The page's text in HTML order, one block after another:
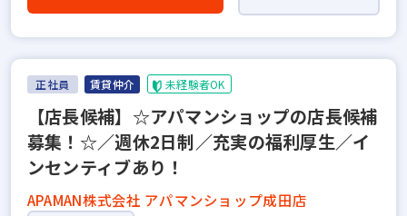
正社員 賃貸仲介 未経験者OK
【店長候補】☆アパマンショップの店長候補
募集！☆／週休2日制／充実の福利厚生／イ
ンセンティブあり！
APAMAN株式会社 アパマンショップ成田店